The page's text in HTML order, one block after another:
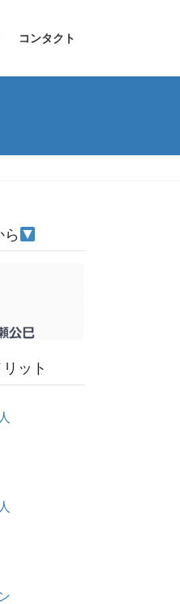
コンタクト
ら
ット